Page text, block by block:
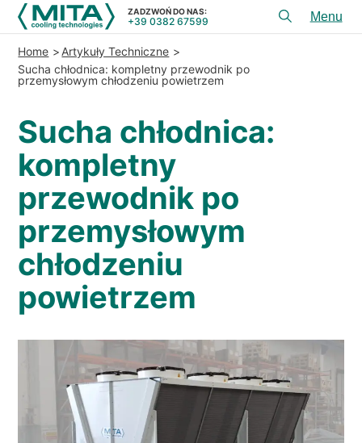
REFERENCJE
WIADOMOŚCI
KIM JESTEŚMY
ZRÓWNOWAŻONEGO
ZADZWOŃ DO NAS:
+39 0382 67599
menu
PRODUKTY
USłUGI I DORADZTWO
SERWIS
ZASOBY
KONTAKT
ZADZWOŃ DO NAS: +39 0382 67599
Home
Artykuły Techniczne
Sucha chłodnica: kompletny przewodnik po
przemysłowym chłodzeniu powietrzem
Sucha chłodnica:
kompletny
przewodnik po
przemysłowym
chłodzeniu
powietrzem